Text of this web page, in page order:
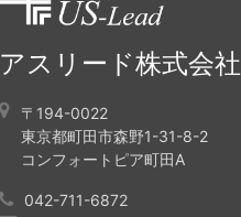
アスリード株式会社
〒194-0022
東京都町田市森野1-31-8-2
コンフォートピア町田A
042-711-6872